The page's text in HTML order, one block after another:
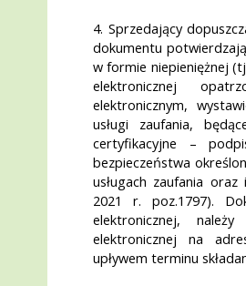
4. Sprzedający
dokumentu
w formie niepieniężnej
elektronicznej
elektronicznym,
usługi zaufania,
certyfikacyjne –
bezpieczeństwa
usługach zaufania
2021 r. poz.1797).
elektronicznej,
elektronicznej na
upływem terminu